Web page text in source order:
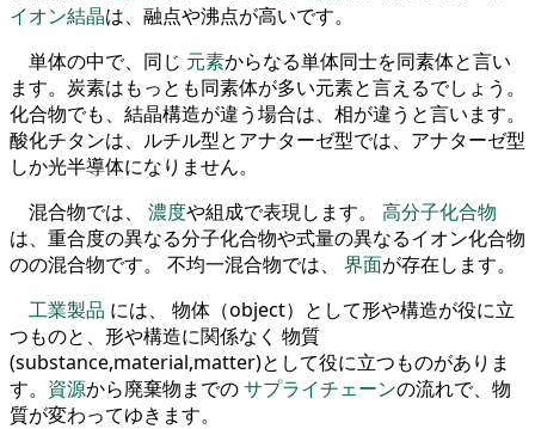
イオン結晶は、融点や沸点が高いです。
単体の中で、同じ 元素からなる単体同士を同素体と言い
ます。炭素はもっとも同素体が多い元素と言えるでしょう。
化合物でも、結晶構造が違う場合は、相が違うと言います。
酸化チタンは、ルチル型とアナターゼ型では、アナターゼ型
しか光半導体になりません。
混合物では、 濃度や組成で表現します。 高分子化合物
は、重合度の異なる分子化合物や式量の異なるイオン化合物
のの混合物です。 不均一混合物では、 界面が存在します。
工業製品 には、 物体（object）として形や構造が役に立
つものと、形や構造に関係なく 物質
(substance,material,matter)として役に立つものがありま
す。 資源から廃棄物までのサプライチェーンの流れで、物
質が変わってゆきます。